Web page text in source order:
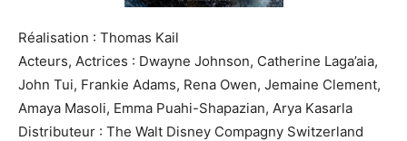
Réalisation : Thomas Kail
Acteurs, Actrices : Dwayne Johnson, Catherine Laga’aia,
John Tui, Frankie Adams, Rena Owen, Jemaine Clement,
Amaya Masoli, Emma Puahi-Shapazian, Arya Kasarla
Distributeur : The Walt Disney Compagny Switzerland